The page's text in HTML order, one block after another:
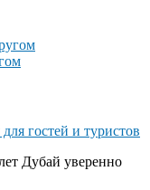
гостей и туристов
Дубай уверенно